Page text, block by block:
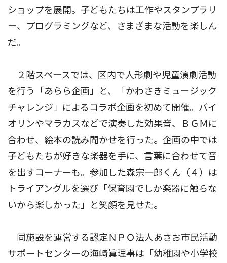
ショップを展開。子どもたちは工作やスタンプラリ
ー、プログラミングなど、さまざまな活動を楽しん
だ。
２階スペースでは、区内で人形劇や児童演劇活動
を行う「あらら企画」と、「かわさきミュージック
チャレンジ」によるコラボ企画を初めて開催。バイ
オリンやマラカスなどで演奏した効果音、ＢＧＭに
合わせ、絵本の読み聞かせを行った。企画の中では
子どもたちが好きな楽器を手に、言葉に合わせて音
を出すコーナーも。参加した森宗一郎くん（４）は
トライアングルを選び「保育園でしか楽器に触らな
いから楽しかった」と笑顔を見せた。
同施設を運営する認定ＮＰＯ法人あさお市民活動
サポートセンターの海崎眞理事は「幼稚園や小学校